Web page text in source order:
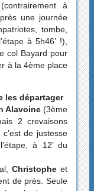
à
une journée
tombe,
à 5h46’ !),
col Bayard pour
à la 4ème place
les départager
Alavoine (3ème
2 crevaisons
de justesse
à 12’ du
Christophe et
de près. Seule